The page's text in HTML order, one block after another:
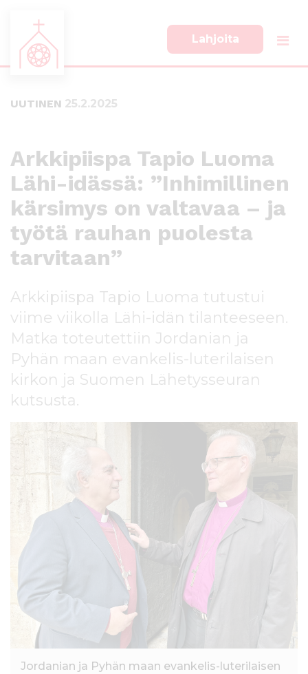
Lahjoita
UUTINEN 25.2.2025
Arkkipiispa Tapio Luoma
Lähi-idässä: ”Inhimillinen
kärsimys on valtavaa – ja
työtä rauhan puolesta
tarvitaan”
Arkkipiispa Tapio Luoma tutustui
viime viikolla Lähi-idän tilanteeseen.
Matka toteutettiin Jordanian ja
Pyhän maan evankelis-luterilaisen
kirkon ja Suomen Lähetysseuran
kutsusta.
Jordanian ja Pyhän maan evankelis-luterilaisen